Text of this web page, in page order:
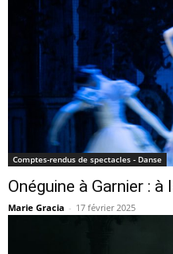
Comptes-rendus de spectacles - Danse
Onéguine à Garnier :
Marie Gracia - 17 février 2025